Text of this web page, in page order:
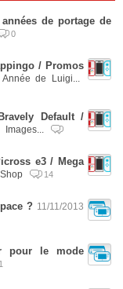
de portage de
0
/ Promos
Année de Luigi...
Default /
Images...
e3 / Mega
14
? 11/11/2013
pour le mode
1